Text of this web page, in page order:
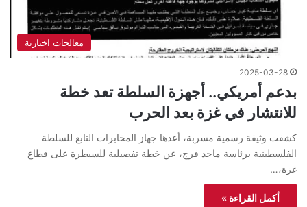
معالجات اخبارية
2025-03-28
بدعم أمريكي.. أجهزة السلطة تعد خطة
للانتشار في غزة بعد الحرب
كشفت وثيقة رسمية مسربة، أعدها جهاز المخابرات التابع للسلطة
الفلسطينية برئاسة ماجد فرج، عن خطة تفصيلية للسيطرة على قطاع
غزة،…
أكمل القراءة »